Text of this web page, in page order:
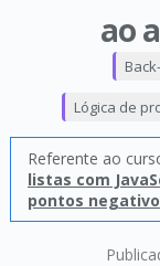
ao
Lógica de
Referente ao
listas com
pontos